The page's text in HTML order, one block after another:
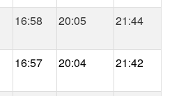
16:58 20:05 21:44
16:57 20:04 21:42